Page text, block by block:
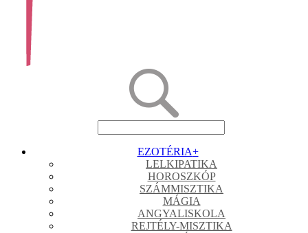
EZOTÉRIA+
LELKIPATIKA
HOROSZKÓP
SZÁMMISZTIKA
MÁGIA
ANGYALISKOLA
REJTÉLY-MISZTIKA